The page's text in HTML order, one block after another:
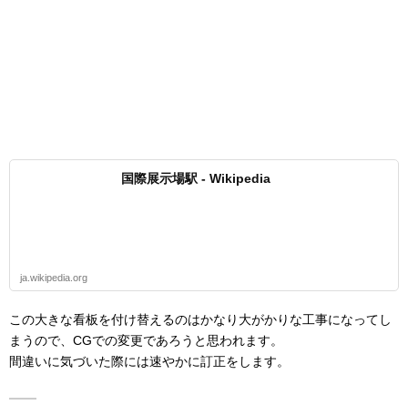
国際展示場駅 - Wikipedia
ja.wikipedia.org
この大きな看板を付け替えるのはかなり大がかりな工事になってし
まうので、CGでの変更であろうと思われます。
間違いに気づいた際には速やかに訂正をします。